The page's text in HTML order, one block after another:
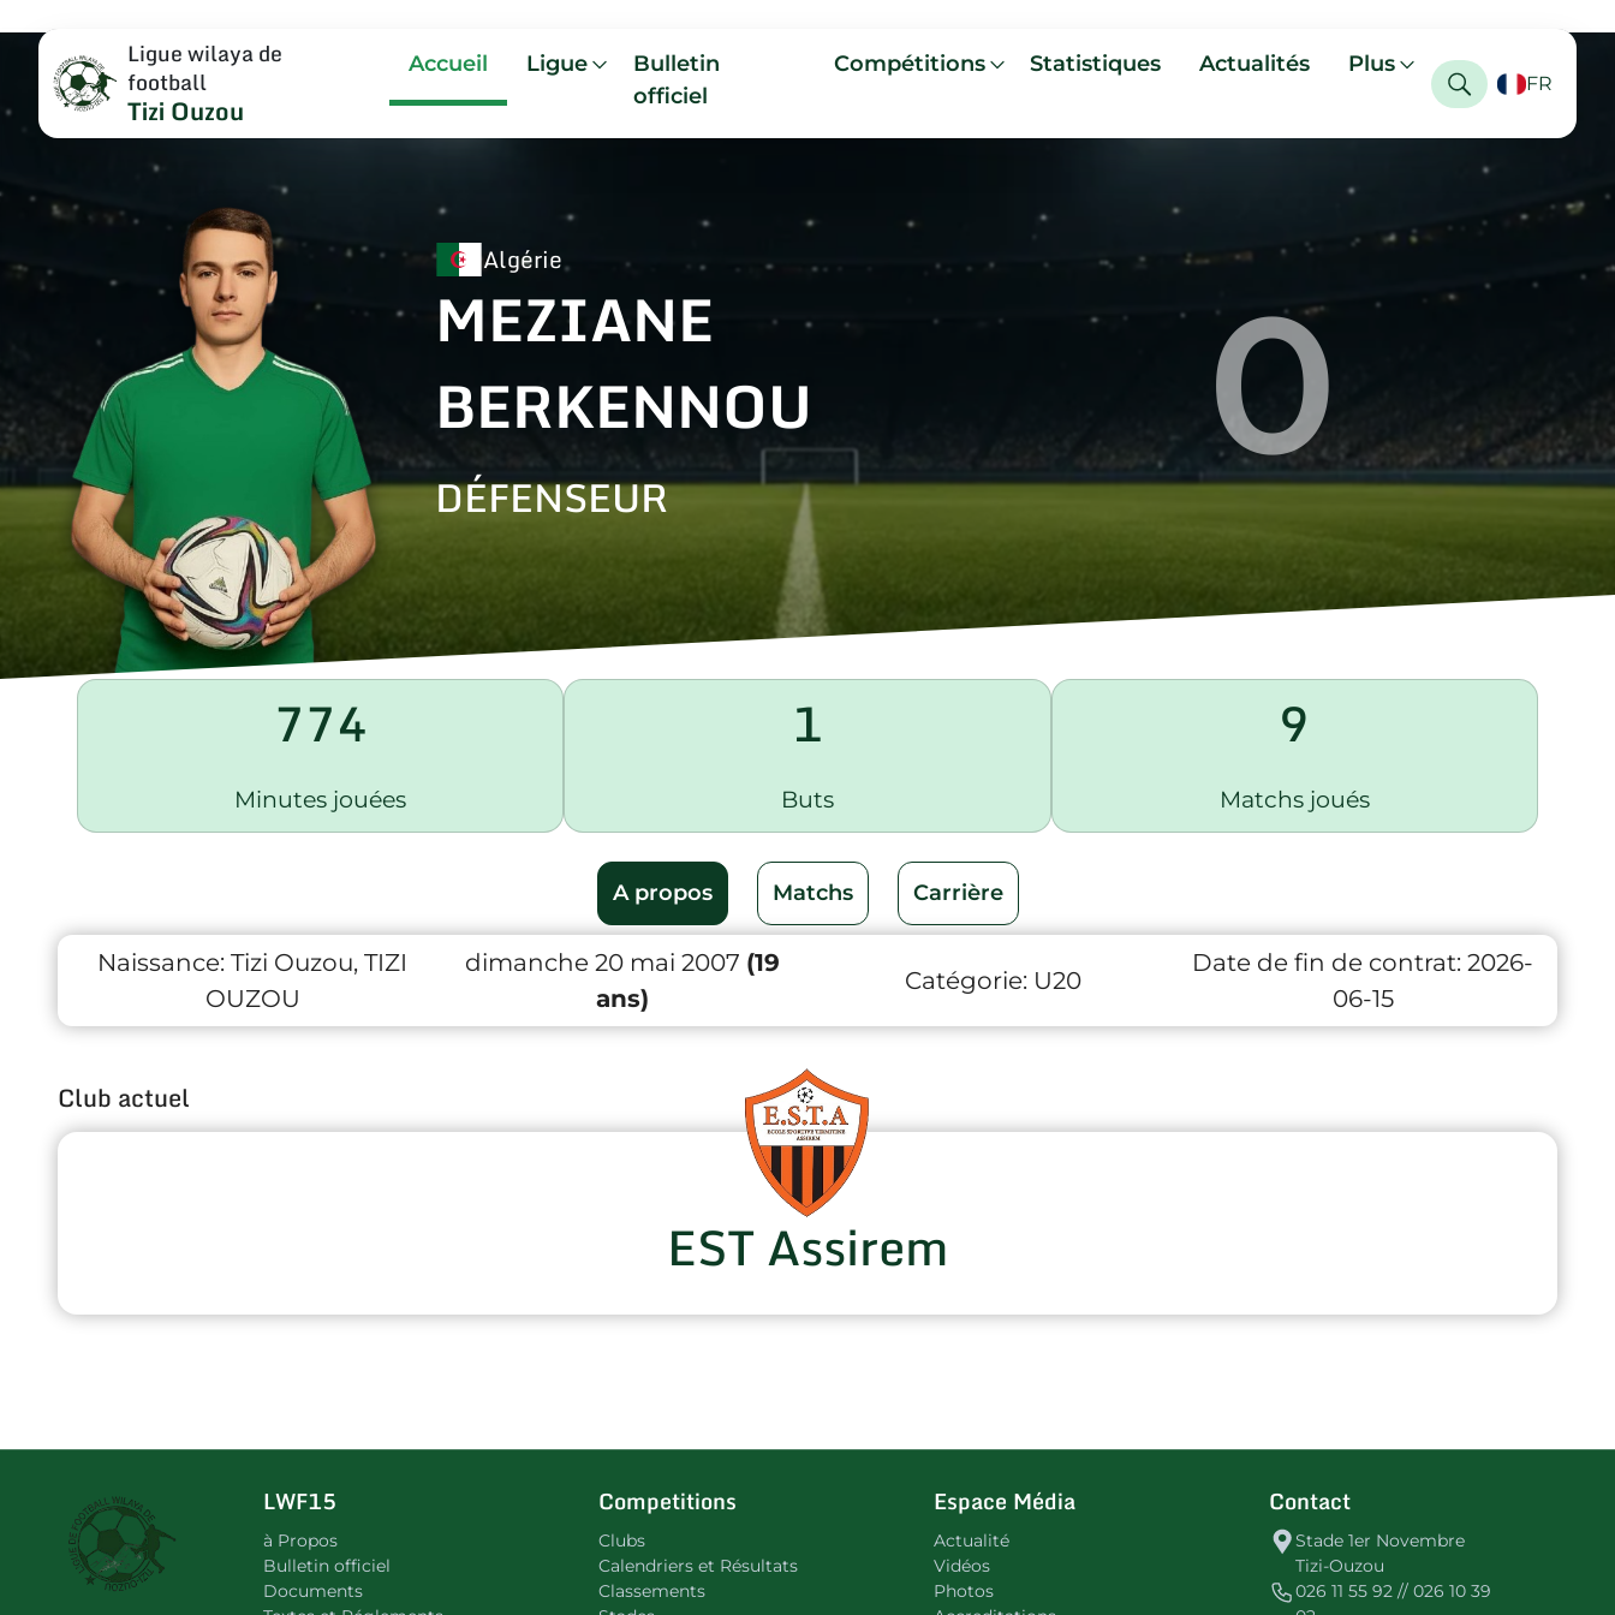
Ligue wilaya de
football
Tizi Ouzou
Accueil Ligue
Bulletin
officiel
Compétitions Statistiques Actualités Plus
FR
Algérie
MEZIANE
BERKENNOU
DÉFENSEUR 0
774
Minutes jouées
1
Buts
9
Matchs joués
A propos Matchs Carrière
Naissance: Tizi Ouzou, TIZI
OUZOU
dimanche 20 mai 2007 (19
ans)
Catégorie: U20
Date de fin de contrat: 2026-
06-15
Club actuel
EST Assirem
LWF15
à Propos
Bulletin officiel
Documents
Competitions
Clubs
Calendriers et Résultats
Classements
Espace Média
Actualité
Vidéos
Photos
Contact
Stade 1er Novembre
Tizi-Ouzou
026 11 55 92 // 026 10 39